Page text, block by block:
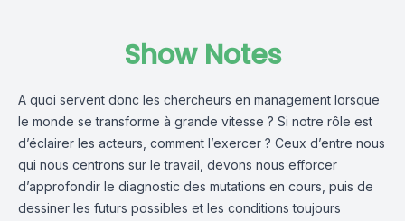
Show Notes
A quoi servent donc les chercheurs en management lorsque
le monde se transforme à grande vitesse ? Si notre rôle est
d’éclairer les acteurs, comment l’exercer ? Ceux d’entre nous
qui nous centrons sur le travail, devons nous efforcer
d’approfondir le diagnostic des mutations en cours, puis de
dessiner les futurs possibles et les conditions toujours